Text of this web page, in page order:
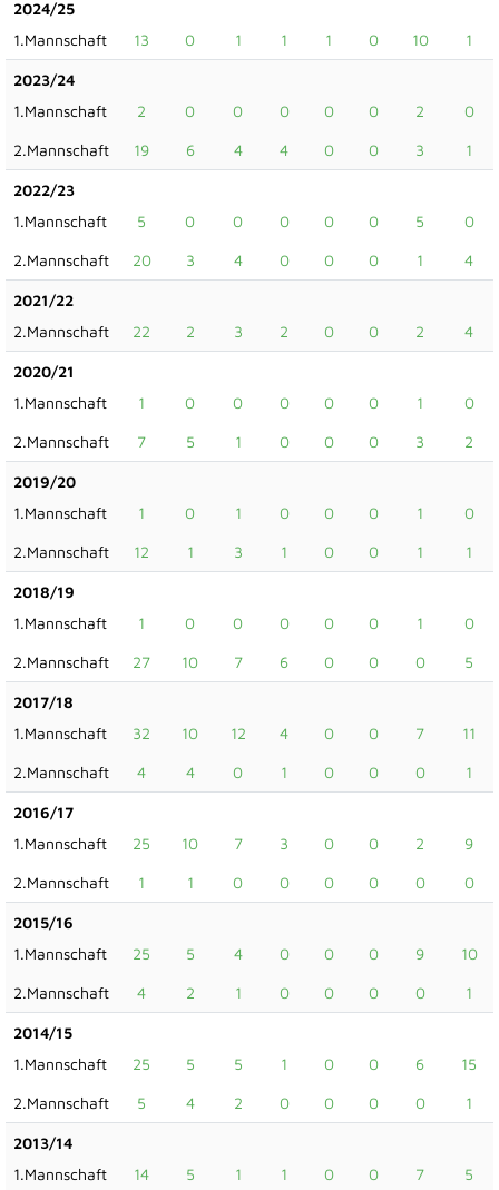
2024/25
1.Mannschaft
13 0 1 1 1 0 10 1
2023/24
1.Mannschaft
2 0 0 0 0 0 2 0
2.Mannschaft 19 6 4 4 0 0 3 1
2022/23
1.Mannschaft
5 0 0 0 0 0 5 0
2.Mannschaft 20 3 4 0 0 0 1 4
2021/22
2.Mannschaft
22 2 3 2 0 0 2 4
2020/21
1.Mannschaft
1 0 0 0 0 0 1 0
2.Mannschaft 7 5 1 0 0 0 3 2
2019/20
1.Mannschaft
1 0 1 0 0 0 1 0
2.Mannschaft 12 1 3 1 0 0 1 1
2018/19
1.Mannschaft
1 0 0 0 0 0 1 0
2.Mannschaft 27 10 7 6 0 0 0 5
2017/18
1.Mannschaft
32 10 12 4 0 0 7 11
2.Mannschaft 4 4 0 1 0 0 0 1
2016/17
1.Mannschaft
25 10 7 3 0 0 2 9
2.Mannschaft 1 1 0 0 0 0 0 0
2015/16
1.Mannschaft
25 5 4 0 0 0 9 10
2.Mannschaft 4 2 1 0 0 0 0 1
2014/15
1.Mannschaft
25 5 5 1 0 0 6 15
2.Mannschaft 5 4 2 0 0 0 0 1
2013/14
1.Mannschaft
14 5 1 1 0 0 7 5